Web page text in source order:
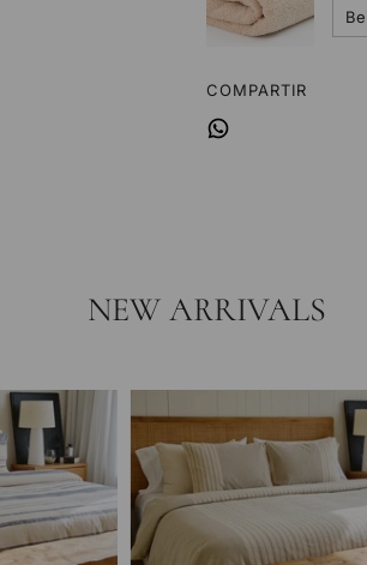
COMPARTIR
NEW ARRIVALS